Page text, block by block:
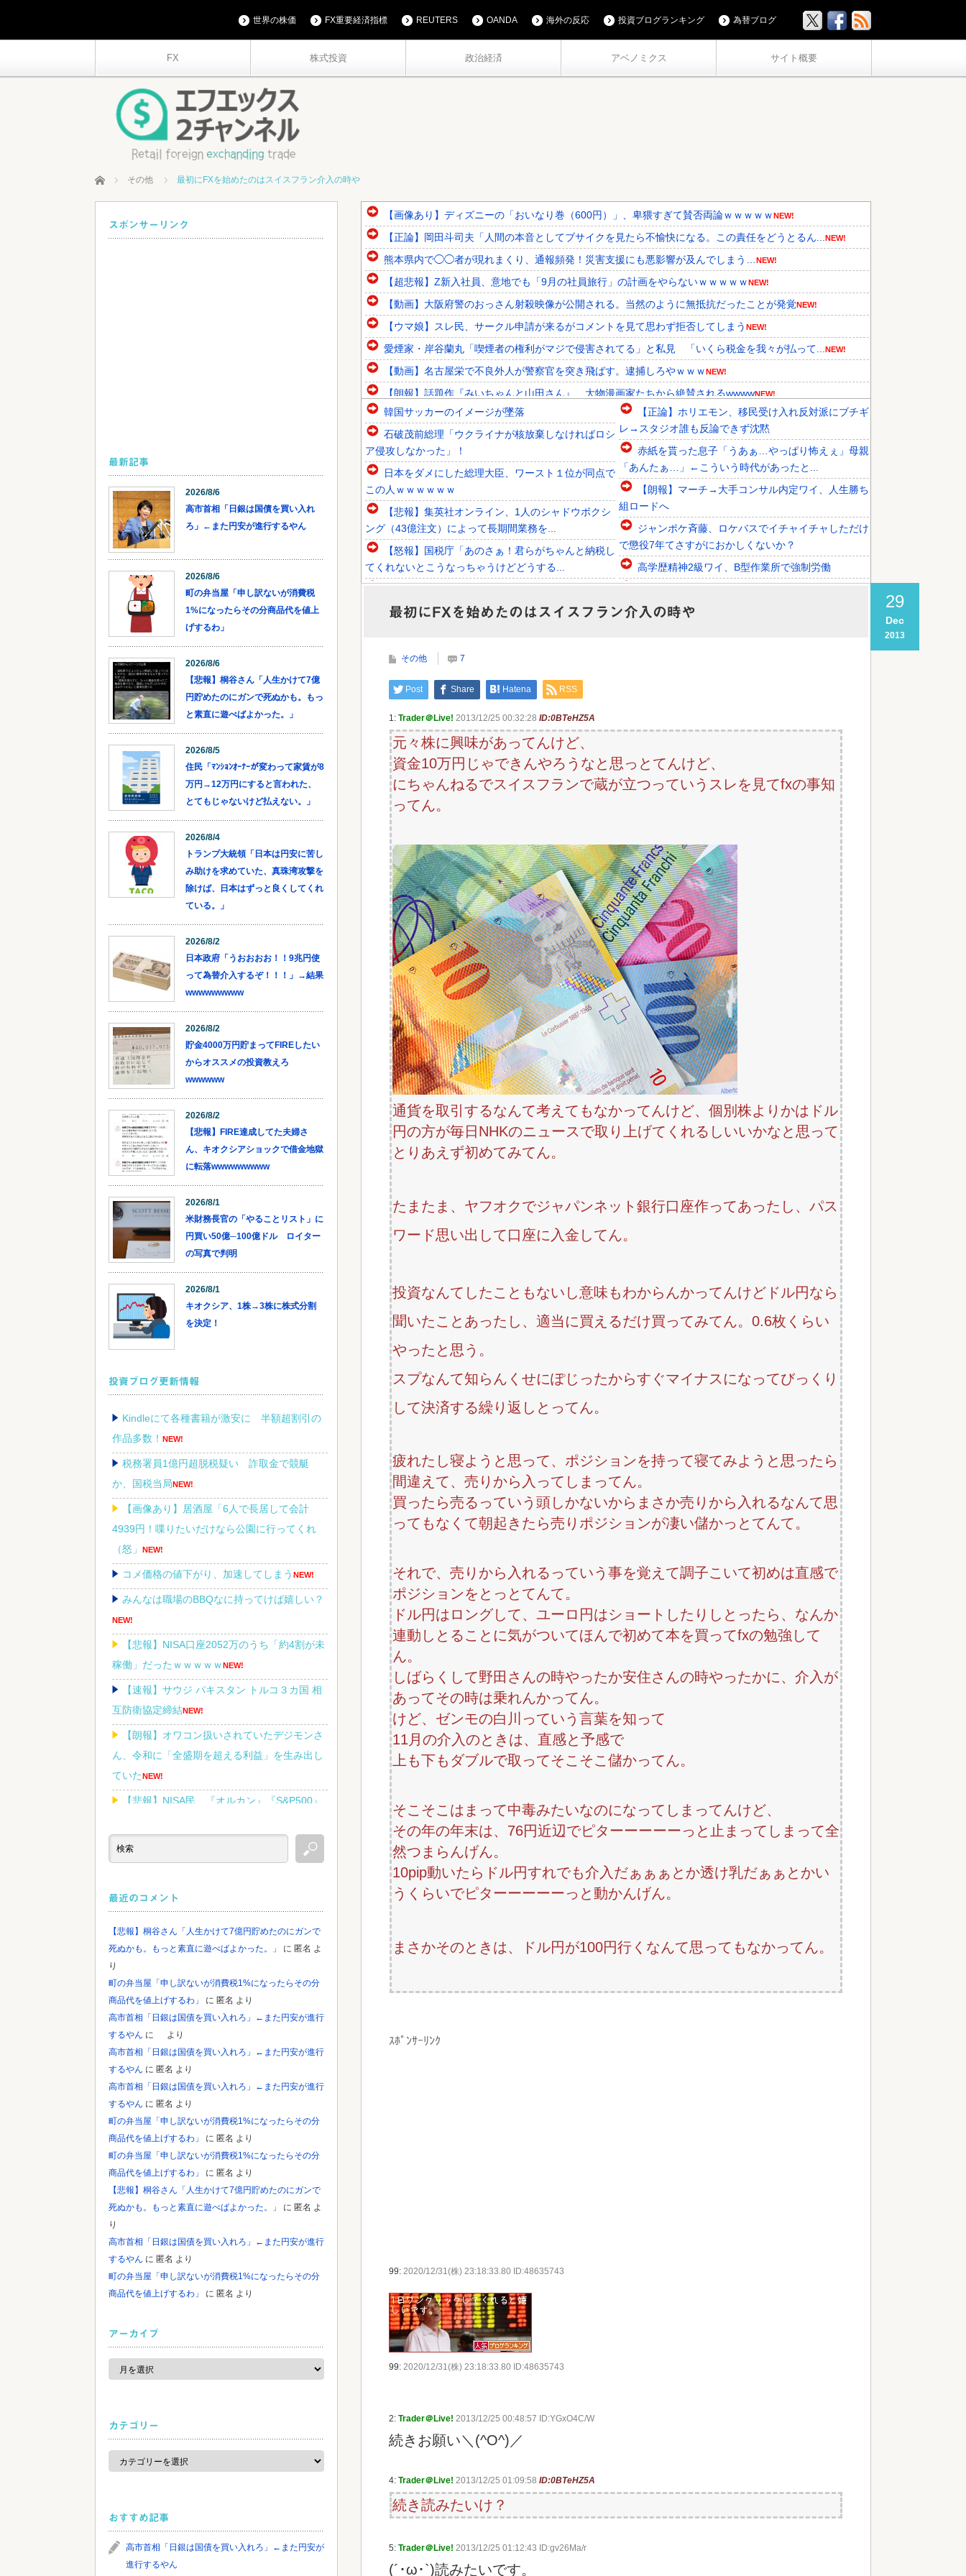
FX 株式投資 政治経済 アベノミクス サイト概要
世界の株価 FX重要経済指標 REUTERS OANDA 海外の反応 投資ブログランキング 為替ブログ
ホーム その他 最初にFXを始めたのはスイスフラン介入の時や
【画像あり】ディズニーの「おいなり巻（600円）」、卑猥すぎて賛否両論ｗｗｗｗｗNEW!
【正論】岡田斗司夫「人間の本音としてブサイクを見たら不愉快になる。この責任をどうとるん... NEW!
熊本県内で◯◯者が現れまくり、通報頻発！災害支援にも悪影響が及んでしまう… NEW!
【超悲報】Z新入社員、意地でも「9月の社員旅行」の計画をやらないｗｗｗｗｗNEW!
【動画】大阪府警のおっさん射殺映像が公開される。当然のように無抵抗だったことが発覚NEW!
【ウマ娘】スレ民、サークル申請が来るがコメントを見て思わず拒否してしまう NEW!
愛煙家・岸谷蘭丸「喫煙者の権利がマジで侵害されてる」と私見 「いくら税金を我々が払って... NEW!
【動画】名古屋栄で不良外人が警察官を突き飛ばす。逮捕しろやｗｗｗNEW!
【朗報】話題作『みいちゃんと山田さん』、大物漫画家たちから絶賛されるwwwwNEW!
韓国人「韓国代表がロンドン五輪銅メダル剥奪の危機！海外メディアが『時効の壁を越えてIO...NEW!
韓国人「韓国に10年間の出場権剥奪や過去ワールドカップ、オリンピック予選の記録削除を要...
韓国人「東南アジア各国が韓国サッカー協会による日本人や外国人審判接待を報道！」→「信頼...
Powered by livedoor 相互RSS
韓国サッカーのイメージが墜落
石破茂前総理「ウクライナが核放棄しなければロシ
ア侵攻しなかった」！
日本をダメにした総理大臣、ワースト１位が同点で
この人ｗｗｗｗｗｗ
【悲報】集英社オンライン、1人のシャドウボクシ
ング（43億注文）によって長期間業務を...
【怒報】国税庁「あのさぁ！君らがちゃんと納税し
てくれないとこうなっちゃうけどどうする...
反斎藤知事派が本丸に攻め込まれる窮地に突入、
Powered by livedoor 相互RSS
【正論】ホリエモン、移民受け入れ反対派にブチギ
レ→スタジオ誰も反論できず沈黙
赤紙を貰った息子「うあぁ…やっぱり怖えぇ」母親
「あんたぁ…」←こういう時代があったと...
【朗報】マーチ→大手コンサル内定ワイ、人生勝ち
組ロードへ
ジャンポケ斉藤、ロケバスでイチャイチャしただけ
で懲役7年てさすがにおかしくないか？
高学歴精神2級ワイ、B型作業所で強制労働
か
29
Dec
2013
最初にFXを始めたのはスイスフラン介入の時や
その他 7
Post Share Hatena RSS
1: Trader＠Live! 2013/12/25 00:32:28 ID:0BTeHZ5A
元々株に興味があってんけど、
資金10万円じゃできんやろうなと思っとてんけど、
にちゃんねるでスイスフランで蔵が立つっていうスレを見てfxの事知
ってん。
通貨を取引するなんて考えてもなかってんけど、個別株よりかはドル
円の方が毎日NHKのニュースで取り上げてくれるしいいかなと思って
とりあえず初めてみてん。
たまたま、ヤフオクでジャパンネット銀行口座作ってあったし、パス
ワード思い出して口座に入金してん。
投資なんてしたこともないし意味もわからんかってんけどドル円なら
聞いたことあったし、適当に買えるだけ買ってみてん。0.6枚くらい
やったと思う。
スプなんて知らんくせにぽじったからすぐマイナスになってびっくり
して決済する繰り返しとってん。
疲れたし寝ようと思って、ポジションを持って寝てみようと思ったら
間違えて、売りから入ってしまってん。
買ったら売るっていう頭しかないからまさか売りから入れるなんて思
ってもなくて朝起きたら売りポジションが凄い儲かっとてんて。
それで、売りから入れるっていう事を覚えて調子こいて初めは直感で
ポジションをとっとてんて。
ドル円はロングして、ユーロ円はショートしたりしとったら、なんか
連動しとることに気がついてほんで初めて本を買ってfxの勉強して
ん。
しばらくして野田さんの時やったか安住さんの時やったかに、介入が
あってその時は乗れんかってん。
けど、ゼンモの白川っていう言葉を知って
11月の介入のときは、直感と予感で
上も下もダブルで取ってそこそこ儲かってん。
そこそこはまって中毒みたいなのになってしまってんけど、
その年の年末は、76円近辺でピターーーーーっと止まってしまって全
然つまらんげん。
10pip動いたらドル円すれでも介入だぁぁぁとか透け乳だぁぁとかい
うくらいでピターーーーーっと動かんげん。
まさかそのときは、ドル円が100円行くなんて思ってもなかってん。
ｽﾎﾟﾝｻｰﾘﾝｸ
99: 2020/12/31(株) 23:18:33.80 ID:48635743
99: 2020/12/31(株) 23:18:33.80 ID:48635743
2: Trader＠Live! 2013/12/25 00:48:57 ID:YGxO4C/W
続きお願い＼(^O^)／
4: Trader＠Live! 2013/12/25 01:09:58 ID:0BTeHZ5A
続き読みたいけ？
5: Trader＠Live! 2013/12/25 01:12:43 ID:gv26Ma/r
(´･ω･`)読みたいです。
スポンサーリンク
最新記事
2026/8/6
高市首相「日銀は国債を買い入れ
ろ」←また円安が進行するやん
2026/8/6
町の弁当屋「申し訳ないが消費税
1%になったらその分商品代を値上
げするわ」
2026/8/6
【悲報】桐谷さん「人生かけて7億
円貯めたのにガンで死ぬかも。もっ
と素直に遊べばよかった。」
2026/8/5
住民「ﾏﾝｼｮﾝｵｰﾅｰが変わって家賃が8
万円→12万円にすると言われた、
とてもじゃないけど払えない。」
2026/8/4
トランプ大統領「日本は円安に苦し
み助けを求めていた、真珠湾攻撃を
除けば、日本はずっと良くしてくれ
ている。」
2026/8/2
日本政府「うおおおお！！9兆円使
って為替介入するぞ！！！」→結果
wwwwwwwww
2026/8/2
貯金4000万円貯まってFIREしたい
からオススメの投資教えろ
wwwwww
2026/8/2
【悲報】FIRE達成してた夫婦さ
ん、キオクシアショックで借金地獄
に転落wwwwwwwww
2026/8/1
米財務長官の「やることリスト」に
円買い50億─100億ドル ロイター
の写真で判明
2026/8/1
キオクシア、1株→3株に株式分割
を決定！
投資ブログ更新情報
Kindleにて各種書籍が激安に 半額超割引の
作品多数！ NEW!
税務署員1億円超脱税疑い 詐取金で競艇
か、国税当局NEW!
【画像あり】居酒屋「6人で長居して会計
4939円！喋りたいだけなら公園に行ってくれ
（怒」
NEW!
コメ価格の値下がり、加速してしまう NEW!
みんなは職場のBBQなに持ってけば嬉しい？
NEW!
【悲報】NISA口座2052万のうち「約4割が未
稼働」だったｗｗｗｗｗNEW!
【速報】サウジ パキスタン トルコ３カ国 相
互防衛協定締結NEW!
【朗報】オワコン扱いされていたデジモンさ
ん、令和に「全盛期を超える利益」を生み出し
ていたNEW!
【悲報】NISA民、『オルカン』『S&P500』
Powered by livedoor 相互RSS
最近のコメント
【悲報】桐谷さん「人生かけて7億円貯めたのにガンで
死ぬかも。もっと素直に遊べばよかった。」
に 匿名 よ
り
町の弁当屋「申し訳ないが消費税1%になったらその分
商品代を値上げするわ」
に 匿名 より
高市首相「日銀は国債を買い入れろ」←また円安が進行
するやん に
より
高市首相「日銀は国債を買い入れろ」←また円安が進行
するやん に 匿名 より
高市首相「日銀は国債を買い入れろ」←また円安が進行
するやん に 匿名 より
町の弁当屋「申し訳ないが消費税1%になったらその分
商品代を値上げするわ」
に 匿名 より
町の弁当屋「申し訳ないが消費税1%になったらその分
商品代を値上げするわ」
に 匿名 より
【悲報】桐谷さん「人生かけて7億円貯めたのにガンで
死ぬかも。もっと素直に遊べばよかった。」
に 匿名 よ
り
高市首相「日銀は国債を買い入れろ」←また円安が進行
するやん に 匿名 より
町の弁当屋「申し訳ないが消費税1%になったらその分
商品代を値上げするわ」
に 匿名 より
アーカイブ
ア
カ
カテゴリー
カ
ゴ
おすすめ記事
高市首相「日銀は国債を買い入れろ」←また円安が
進行するやん